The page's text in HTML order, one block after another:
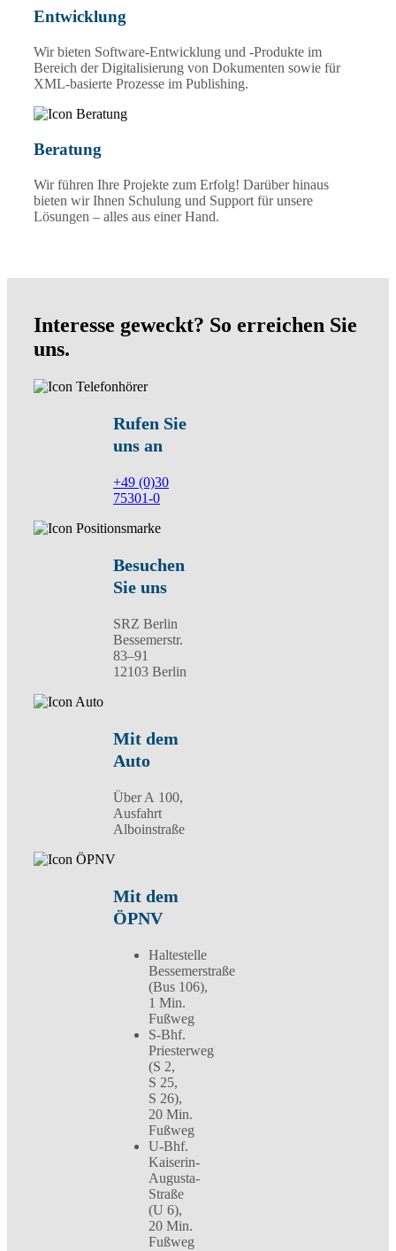
Entwicklung
Wir bieten Software-Entwicklung und -Produkte im
Bereich der Digitalisierung von Dokumenten sowie für
XML-basierte Prozesse im Publishing.
Beratung
Wir führen Ihre Projekte zum Erfolg! Darüber hinaus
bieten wir Ihnen Schulung und Support für unsere
Lösungen – alles aus einer Hand.
Interesse geweckt? So erreichen Sie
uns.
Rufen Sie
uns an
+49 (0)30
75301-0
Besuchen
Sie uns
SRZ Berlin
Bessemerstr.
83–91
12103 Berlin
Mit dem
Auto
Über A 100,
Ausfahrt
Alboinstraße
Mit dem
ÖPNV
Haltestelle
Bessemerstraße
(Bus 106),
1 Min.
Fußweg
S-Bhf.
Priesterweg
(S 2,
S 25,
S 26),
20 Min.
Fußweg
U-Bhf.
Kaiserin-
Augusta-
Straße
(U 6),
20 Min.
Fußweg